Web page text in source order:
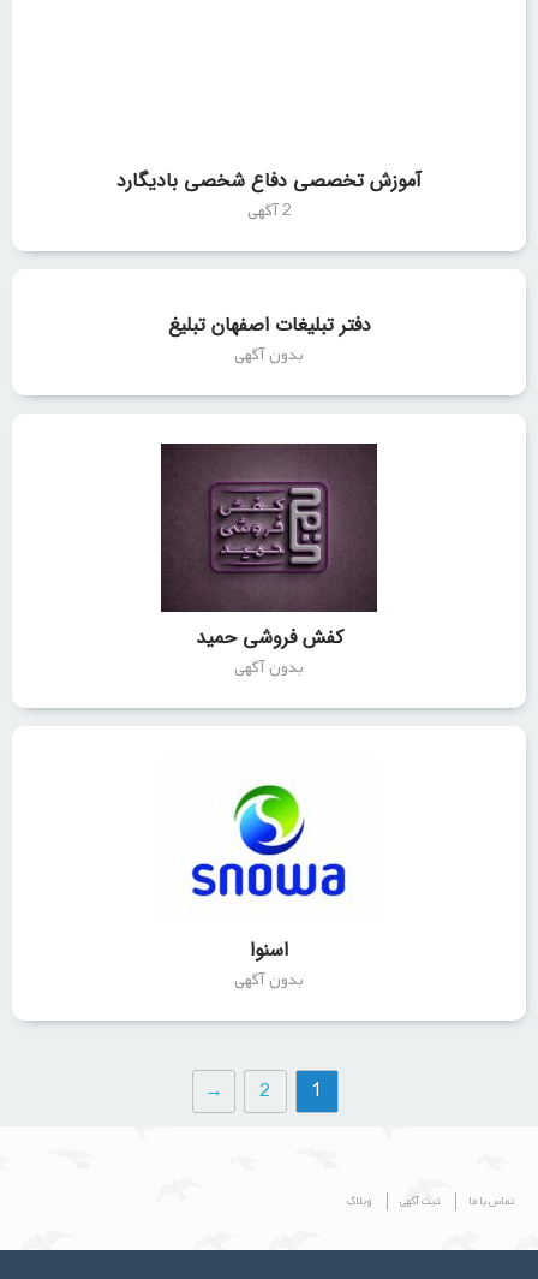
آموزش تخصصی دفاع شخصی بادیگارد
2 آگهی
دفتر تبلیغات اصفهان تبلیغ
بدون آگهی
کفش فروشی حمید
بدون آگهی
اسنوا
بدون آگهی
1
2
→
تماس با ما ثبت آگهی وبلاگ